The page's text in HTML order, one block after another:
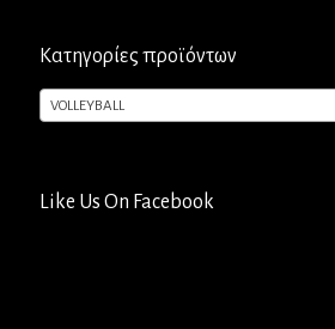
Κατηγορίες προϊόντων
VOLLEYBALL
Like Us On Facebook